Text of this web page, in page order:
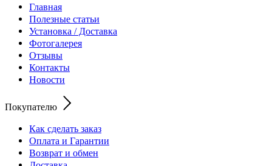
Главная
Полезные статьи
Установка / Доставка
Фотогалерея
Отзывы
Контакты
Новости
Покупателю
Как сделать заказ
Оплата и Гарантии
Возврат и обмен